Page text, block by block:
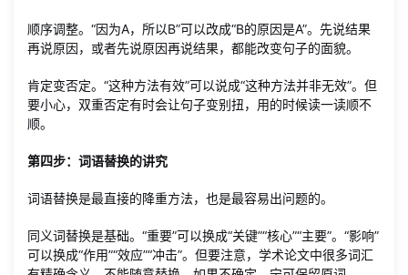
顺序调整。“因为A，所以B”可以改成“B的原因是A”。先说结果
再说原因，或者先说原因再说结果，都能改变句子的面貌。
肯定变否定。“这种方法有效”可以说成“这种方法并非无效”。但
要小心，双重否定有时会让句子变别扭，用的时候读一读顺不
顺。
第四步：词语替换的讲究
词语替换是最直接的降重方法，也是最容易出问题的。
同义词替换是基础。“重要”可以换成“关键”“核心”“主要”。“影响”
可以换成“作用”“效应”“冲击”。但要注意，学术论文中很多词汇